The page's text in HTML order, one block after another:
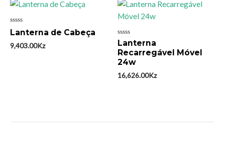
Avaliação
0
de
5
Lanterna de Cabeça
9,403.00Kz
Avaliação
0
de
5
Lanterna
Recarregável Móvel
24w
16,626.00Kz